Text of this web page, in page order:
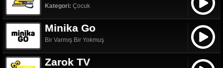
Kategori: Çocuk
Minika Go
Bir Varmış Bir Yokmuş
Zarok TV